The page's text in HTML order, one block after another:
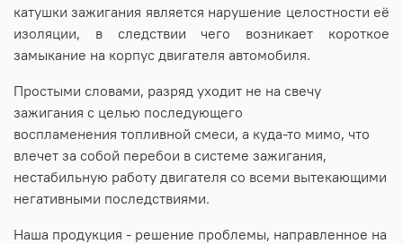
катушки зажигания является нарушение целостности её
изоляции, в следствии чего возникает короткое
замыкание на корпус двигателя автомобиля.
Простыми словами, разряд уходит не на свечу
зажигания с целью последующего
воспламенения топливной смеси, а куда-то мимо, что
влечет за собой перебои в системе зажигания,
нестабильную работу двигателя со всеми вытекающими
негативными последствиями.
Наша продукция - решение проблемы, направленное на